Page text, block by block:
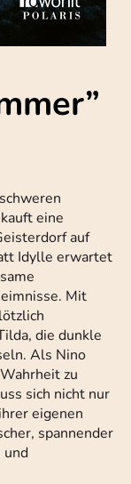
eine
auf
Idylle erwartet
Mit
die dunkle
Als Nino
zu
sich nicht nur
eigenen
spannender